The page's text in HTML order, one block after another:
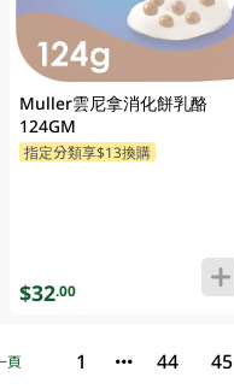
Muller雲尼拿消化餅乳酪
124GM
指定分類享$13換購
$32.00
頁 1 44 45